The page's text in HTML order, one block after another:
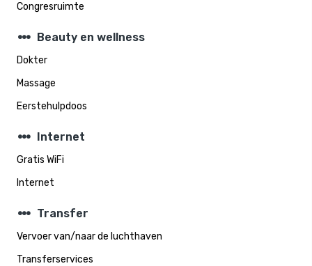
Congresruimte
steppers Beauty en wellness
Dokter
Massage
Eerstehulpdoos
steppers Internet
Gratis WiFi
Internet
steppers Transfer
Vervoer van/naar de luchthaven
Transferservices